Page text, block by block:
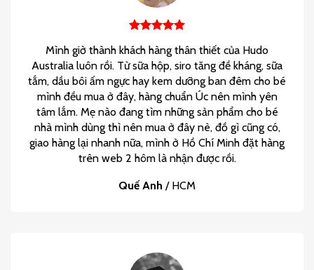
Mình giờ thành khách hàng thân thiết của Hudo
Australia luôn rồi. Từ sữa hộp, siro tăng đề kháng, sữa
tắm, dầu bôi ấm ngực hay kem dưỡng ban đêm cho bé
mình đều mua ở đây, hàng chuẩn Úc nên mình yên
tâm lắm. Mẹ nào đang tìm những sản phẩm cho bé
nhà mình dùng thì nên mua ở đây nè, đồ gì cũng có,
giao hàng lại nhanh nữa, mình ở Hồ Chí Minh đặt hàng
trên web 2 hôm là nhận được rồi.
Quế Anh / HCM